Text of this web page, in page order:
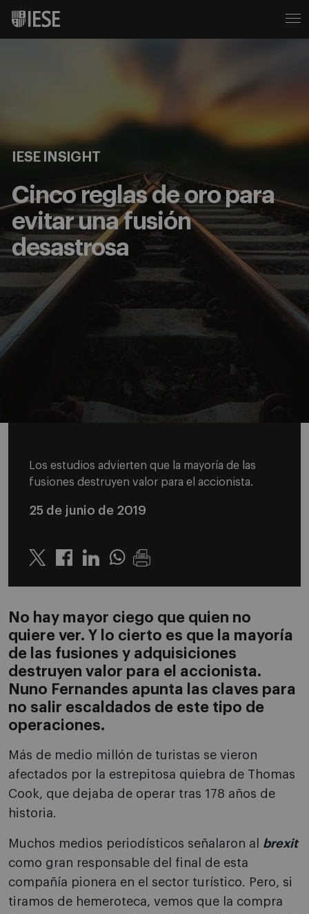
IESE INSIGHT
Cinco reglas de oro para
evitar una fusión
desastrosa
Los estudios advierten que la mayoría de las
fusiones destruyen valor para el accionista.
25 de junio de 2019
Twitter LinkedinWhatsapp
No hay mayor ciego que quien no
quiere ver. Y lo cierto es que la mayoría
de las fusiones y adquisiciones
destruyen valor para el accionista.
Nuno Fernandes apunta las claves para
no salir escaldados de este tipo de
operaciones.
Más de medio millón de turistas se vieron
afectados por la estrepitosa quiebra de Thomas
Cook, que dejaba de operar tras 178 años de
historia.
Muchos medios periodísticos señalaron al brexit
como gran responsable del final de esta
compañía pionera en el sector turístico. Pero, si
tiramos de hemeroteca, vemos que la compra